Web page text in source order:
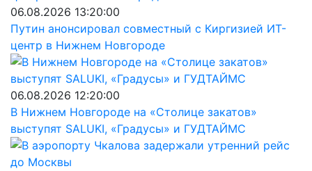
06.08.2026 13:20:00
Путин анонсировал совместный с Киргизией ИТ-
центр в Нижнем Новгороде
06.08.2026 12:20:00
В Нижнем Новгороде на «Столице закатов»
выступят SALUKI, «Градусы» и ГУДТАЙМС